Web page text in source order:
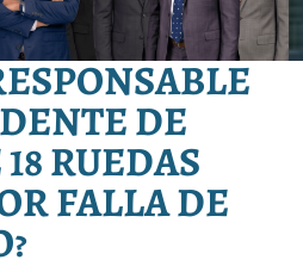
DE
RUEDAS
FALLA DE